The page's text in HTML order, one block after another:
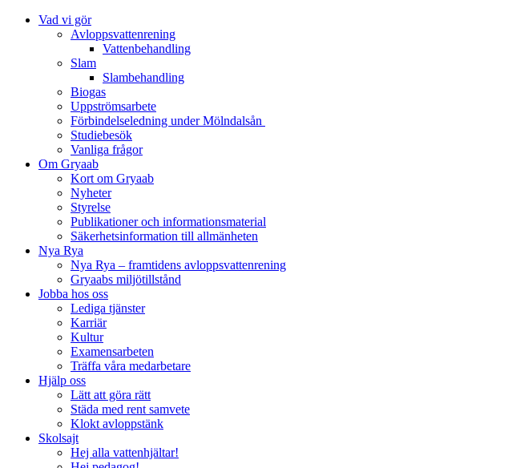
Vad vi gör
Avloppsvattenrening
Vatten­behandling
Slam
Slambehandling
Biogas
Uppströmsarbete
Förbindelseledning under Mölndalsån
Studiebesök
Vanliga frågor
Om Gryaab
Kort om Gryaab
Nyheter
Styrelse
Publikationer och informationsmaterial
Säkerhetsinformation till allmänheten
Nya Rya
Nya Rya – framtidens avloppsvattenrening
Gryaabs miljötillstånd
Jobba hos oss
Lediga tjänster
Karriär
Kultur
Examensarbeten
Träffa våra medarbetare
Hjälp oss
Lätt att göra rätt
Städa med rent samvete
Klokt avloppstänk
Skolsajt
Hej alla vattenhjältar!